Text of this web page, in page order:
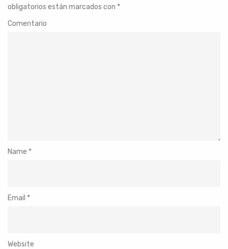
obligatorios están marcados con *
Comentario
Name *
Email *
Website